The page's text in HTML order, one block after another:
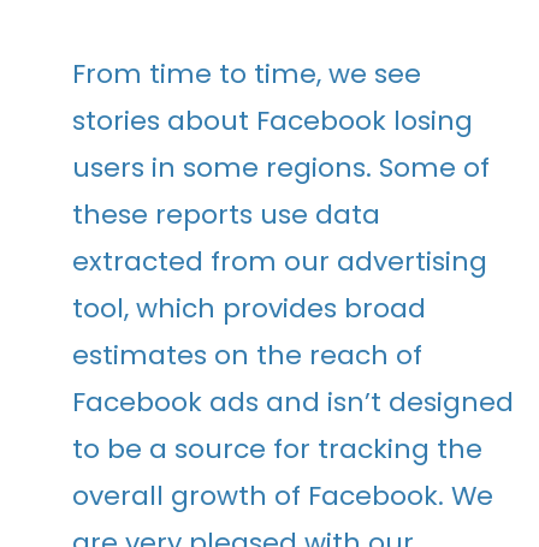
From time to time, we see
stories about Facebook losing
users in some regions. Some of
these reports use data
extracted from our advertising
tool, which provides broad
estimates on the reach of
Facebook ads and isn’t designed
to be a source for tracking the
overall growth of Facebook. We